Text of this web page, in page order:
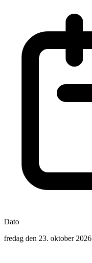
Dato
fredag den 23. oktober 2026